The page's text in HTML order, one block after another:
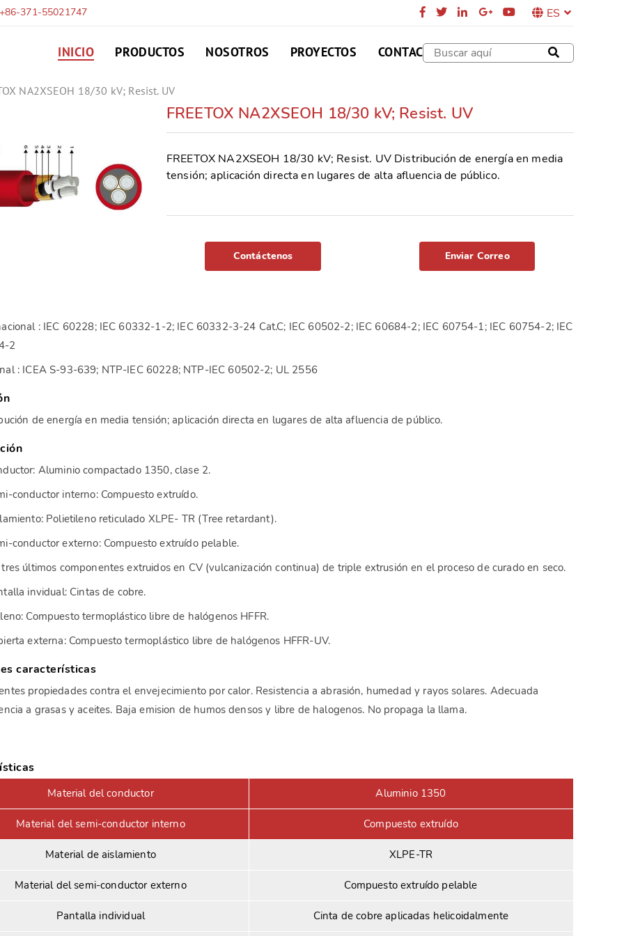
+86-371-55021747 ES
INICIO PRODUCTOS NOSOTROS PROYECTOS CONTACTO
NA2XSEOH 18/30 kV; Resist. UV
FREETOX NA2XSEOH 18/30 kV; Resist. UV
FREETOX NA2XSEOH 18/30 kV; Resist. UV Distribución de energía en media
tensión; aplicación directa en lugares de alta afluencia de público.
Contáctenos Enviar Correo
: IEC 60228; IEC 60332-1-2; IEC 60332-3-24 Cat.C; IEC 60502-2; IEC 60684-2; IEC 60754-1; IEC 60754-2; IEC
2
: ICEA S-93-639; NTP-IEC 60228; NTP-IEC 60502-2; UL 2556
de energía en media tensión; aplicación directa en lugares de alta afluencia de público.
Aluminio compactado 1350, clase 2.
conductor interno: Compuesto extruído.
Polietileno reticulado XLPE- TR (Tree retardant).
conductor externo: Compuesto extruído pelable.
tres últimos componentes extruidos en CV (vulcanización continua) de triple extrusión en el proceso de curado en seco.
invidual: Cintas de cobre.
Compuesto termoplástico libre de halógenos HFFR.
externa: Compuesto termoplástico libre de halógenos HFFR-UV.
características
propiedades contra el envejecimiento por calor. Resistencia a abrasión, humedad y rayos solares. Adecuada
a grasas y aceites. Baja emision de humos densos y libre de halogenos. No propaga la llama.
Material del conductor Aluminio 1350
Material del semi-conductor interno Compuesto extruído
Material de aislamiento XLPE-TR
Material del semi-conductor externo Compuesto extruído pelable
Pantalla individual Cinta de cobre aplicadas helicoidalmente